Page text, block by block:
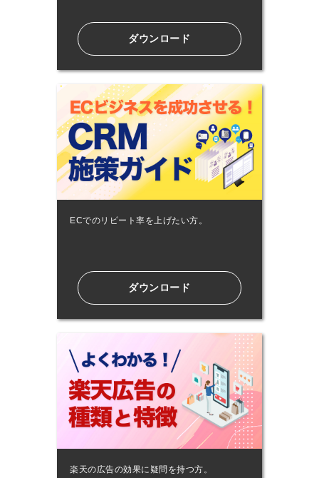
ダウンロード
ECでのリピート率を上げたい方。
ダウンロード
楽天の広告の効果に疑問を持つ方。